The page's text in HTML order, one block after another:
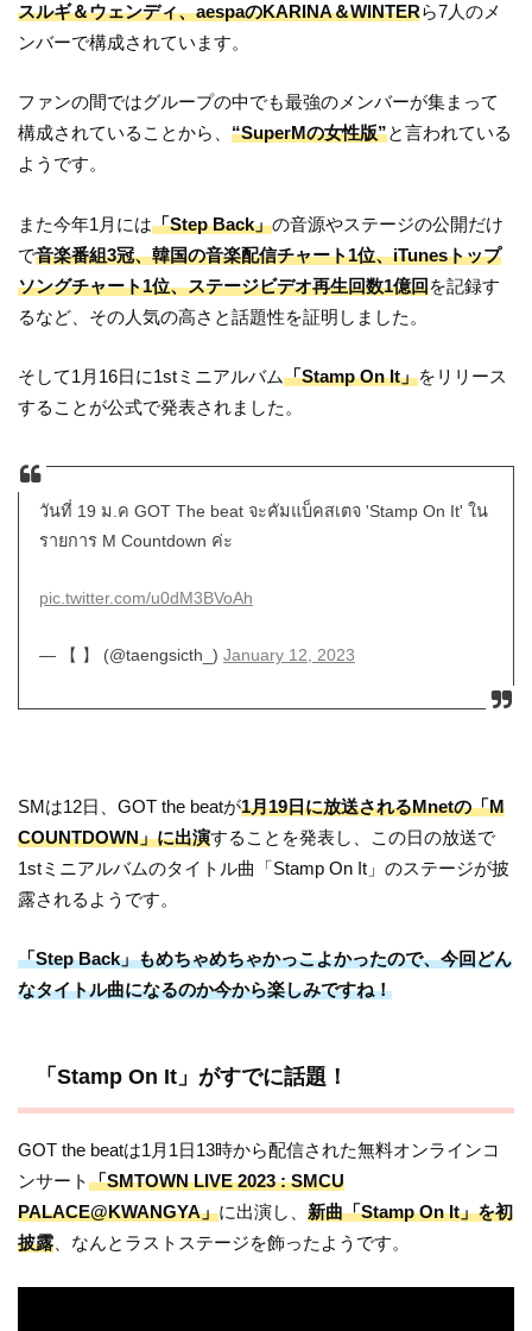
スルギ＆ウェンディ、aespaのKARINA＆WINTERら7人のメ
ンバーで構成されています。
ファンの間ではグループの中でも最強のメンバーが集まって
構成されていることから、“SuperMの女性版”と言われている
ようです。
また今年1月には「Step Back」の音源やステージの公開だけ
で音楽番組3冠、韓国の音楽配信チャート1位、iTunesトップ
ソングチャート1位、ステージビデオ再生回数1億回を記録す
るなど、その人気の高さと話題性を証明しました。
そして1月16日に1stミニアルバム「Stamp On It」をリリース
することが公式で発表されました。
วันที่ 19 ม.ค GOT The beat จะคัมแบ็คสเตจ 'Stamp On It' ใน
รายการ M Countdown ค่ะ
pic.twitter.com/u0dM3BVoAh
— 【 】 (@taengsicth_) January 12, 2023
SMは12日、GOT the beatが1月19日に放送されるMnetの「M
COUNTDOWN」に出演することを発表し、この日の放送で
1stミニアルバムのタイトル曲「Stamp On It」のステージが披
露されるようです。
「Step Back」もめちゃめちゃかっこよかったので、今回どん
なタイトル曲になるのか今から楽しみですね！
「Stamp On It」がすでに話題！
GOT the beatは1月1日13時から配信された無料オンラインコ
ンサート「SMTOWN LIVE 2023 : SMCU
PALACE@KWANGYA」に出演し、新曲「Stamp On It」を初
披露 、なんとラストステージを飾ったようです。